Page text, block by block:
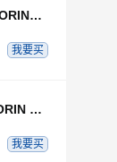
JETSON_ORIN_NANO_8GB
我要买
JETSON ORIN NX 16GB
我要买